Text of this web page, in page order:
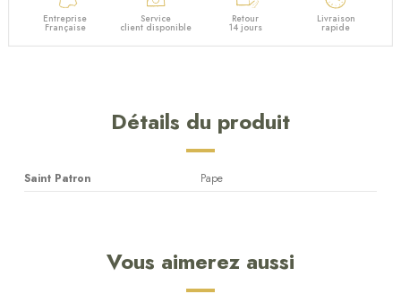
Entreprise
Française
Service
client disponible
Retour
14 jours
Livraison
rapide
Détails du produit
Saint Patron Pape
Vous aimerez aussi